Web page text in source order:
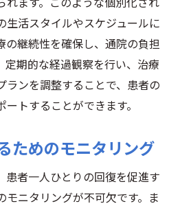
生活スタイルやスケジュールに
の継続性を確保し、通院の負担
定期的な経過観察を行い、治療
ランを調整することで、患者の
トすることができます。
ためのモニタリング
患者一人ひとりの回復を促進す
モニタリングが不可欠です。ま